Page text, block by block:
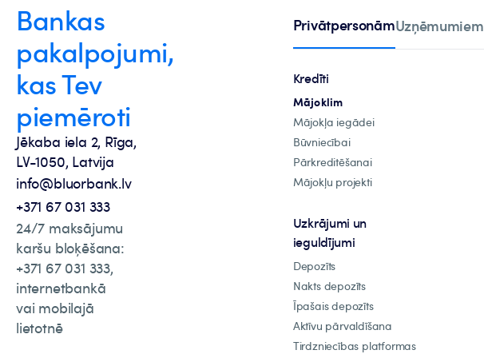
Bankas
pakalpojumi,
kas Tev
piemēroti
Jēkaba iela 2, Rīga,
LV-1050, Latvija
info@bluorbank.lv
+371 67 031 333
24/7 maksājumu
karšu bloķēšana:
+371 67 031 333,
internetbankā
vai mobilajā
lietotnē
PrivātpersonāmUzņēmumiem
Kredīti
Mājoklim
Mājokļa iegādei
Būvniecībai
Pārkreditēšanai
Mājokļu projekti
Uzkrājumi un
ieguldījumi
Depozīts
Nakts depozīts
Īpašais depozīts
Aktīvu pārvaldīšana
Tirdzniecības platformas